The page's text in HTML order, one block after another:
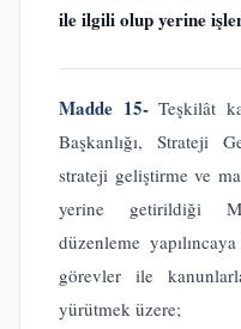
ile ilgili olup yerine
Madde 15-Teşkilât
Başkanlığı, Strateji
strateji geliştirme ve
yerine getirildiği
düzenleme
görevler ile
yürütmek üzere;